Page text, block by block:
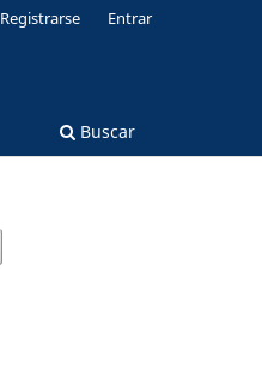
Buscar
Registrarse Entrar